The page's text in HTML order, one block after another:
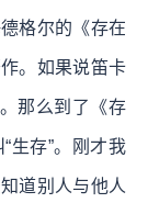
格尔的《存在
。如果说笛卡
那么到了《存
生存”。刚才我
道别人与他人